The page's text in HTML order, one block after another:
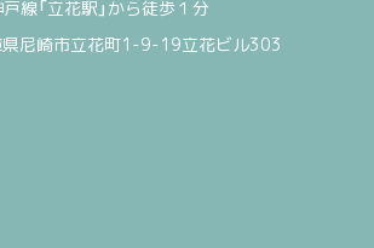
線「立花駅」から徒歩１分
県尼崎市立花町1-9-19立花ビル303